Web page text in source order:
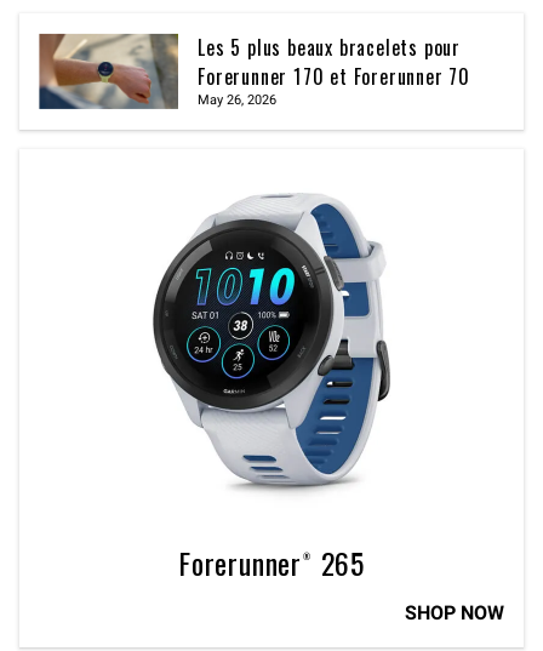
Les 5 plus beaux bracelets pour
Forerunner 170 et Forerunner 70
May 26, 2026
Forerunner® 265
SHOP NOW